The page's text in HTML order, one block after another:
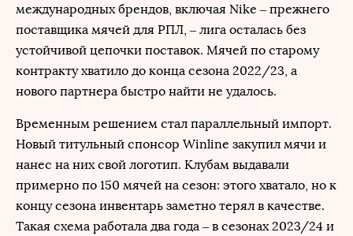
международных брендов, включая Nike – прежнего
поставщика мячей для РПЛ, – лига осталась без
устойчивой цепочки поставок. Мячей по старому
контракту хватило до конца сезона 2022/23, а
нового партнера быстро найти не удалось.
Временным решением стал параллельный импорт.
Новый титульный спонсор Winline закупил мячи и
нанес на них свой логотип. Клубам выдавали
примерно по 150 мячей на сезон: этого хватало, но к
концу сезона инвентарь заметно терял в качестве.
Такая схема работала два года – в сезонах 2023/24 и